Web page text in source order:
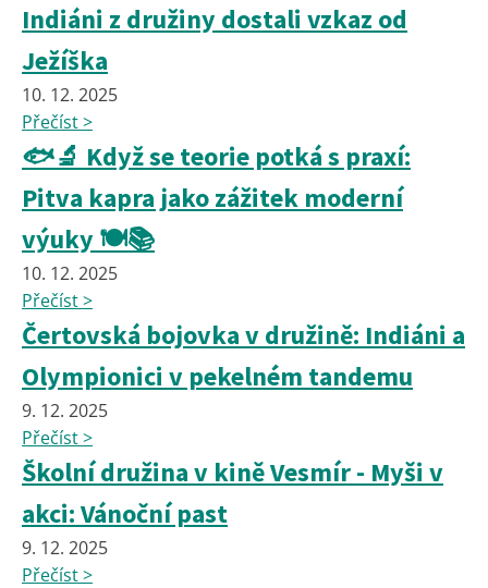
Indiáni z družiny dostali vzkaz od
Ježíška
10. 12. 2025
Přečíst >
🐟🔬 Když se teorie potká s praxí:
Pitva kapra jako zážitek moderní
výuky 🍽️📚
10. 12. 2025
Přečíst >
Čertovská bojovka v družině: Indiáni a
Olympionici v pekelném tandemu
9. 12. 2025
Přečíst >
Školní družina v kině Vesmír - Myši v
akci: Vánoční past
9. 12. 2025
Přečíst >